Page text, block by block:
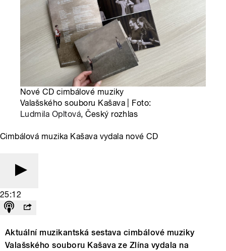
Nové CD cimbálové muziky
Valašského souboru Kašava | Foto:
Ludmila Opltová, Český rozhlas
Cimbálová muzika Kašava vydala nové CD
25:12
Aktuální muzikantská sestava cimbálové muziky
Valašského souboru Kašava ze Zlína vydala na